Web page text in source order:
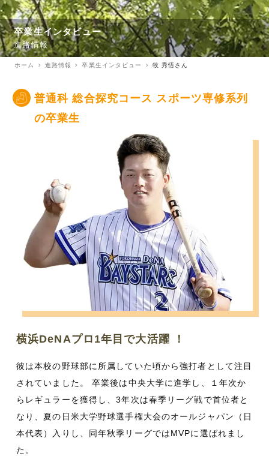
卒業生インタビュー
進路情報
ホーム 進路情報 卒業生インタビュー 牧 秀悟さん
普通科 総合探究コース スポーツ専修系列
の卒業生
横浜DeNAプロ1年目で大活躍 ！
彼は本校の野球部に所属していた頃から強打者として注目
されていました。 卒業後は中央大学に進学し、１年次か
らレギュラーを獲得し、3年次は春季リーグ戦で首位者と
なり、夏の日米大学野球選手権大会のオールジャパン（日
本代表）入りし、同年秋季リーグではMVPに選ばれまし
た。